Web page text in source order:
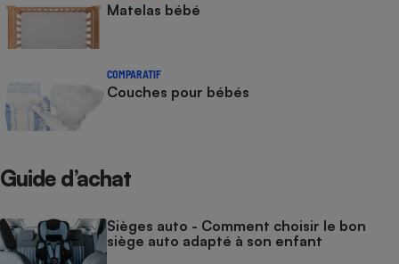
Matelas bébé
COMPARATIF
Couches pour bébés
Guide d’achat
Sièges auto - Comment choisir le bon
siège auto adapté à son enfant